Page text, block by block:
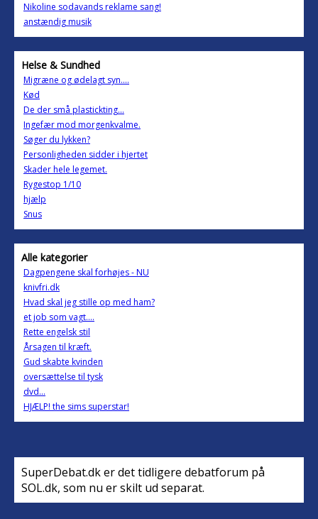
Nikoline sodavands reklame sang!
anstændig musik
Helse & Sundhed
Migræne og ødelagt syn....
Kød
De der små plastickting...
Ingefær mod morgenkvalme.
Søger du lykken?
Personligheden sidder i hjertet
Skader hele legemet.
Rygestop 1/10
hjælp
Snus
Alle kategorier
Dagpengene skal forhøjes - NU
knivfri.dk
Hvad skal jeg stille op med ham?
et job som vagt....
Rette engelsk stil
Årsagen til kræft.
Gud skabte kvinden
oversættelse til tysk
dvd...
HJÆLP! the sims superstar!
SuperDebat.dk er det tidligere debatforum på
SOL.dk, som nu er skilt ud separat.